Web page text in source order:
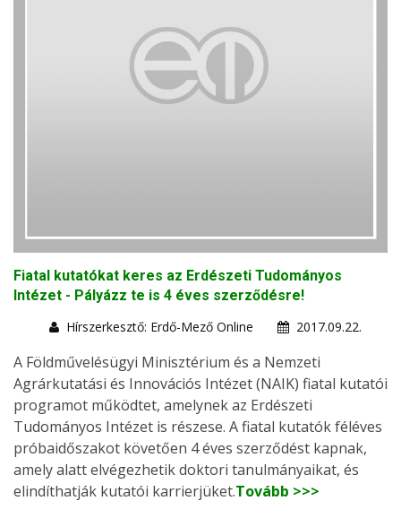
Fiatal kutatókat keres az Erdészeti Tudományos
Intézet - Pályázz te is 4 éves szerződésre!
Hírszerkesztő: Erdő-Mező Online
2017.09.22.
A Földművelésügyi Minisztérium és a Nemzeti
Agrárkutatási és Innovációs Intézet (NAIK) fiatal kutatói
programot működtet, amelynek az Erdészeti
Tudományos Intézet is részese. A fiatal kutatók féléves
próbaidőszakot követően 4 éves szerződést kapnak,
amely alatt elvégezhetik doktori tanulmányaikat, és
elindíthatják kutatói karrierjüket.Tovább >>>